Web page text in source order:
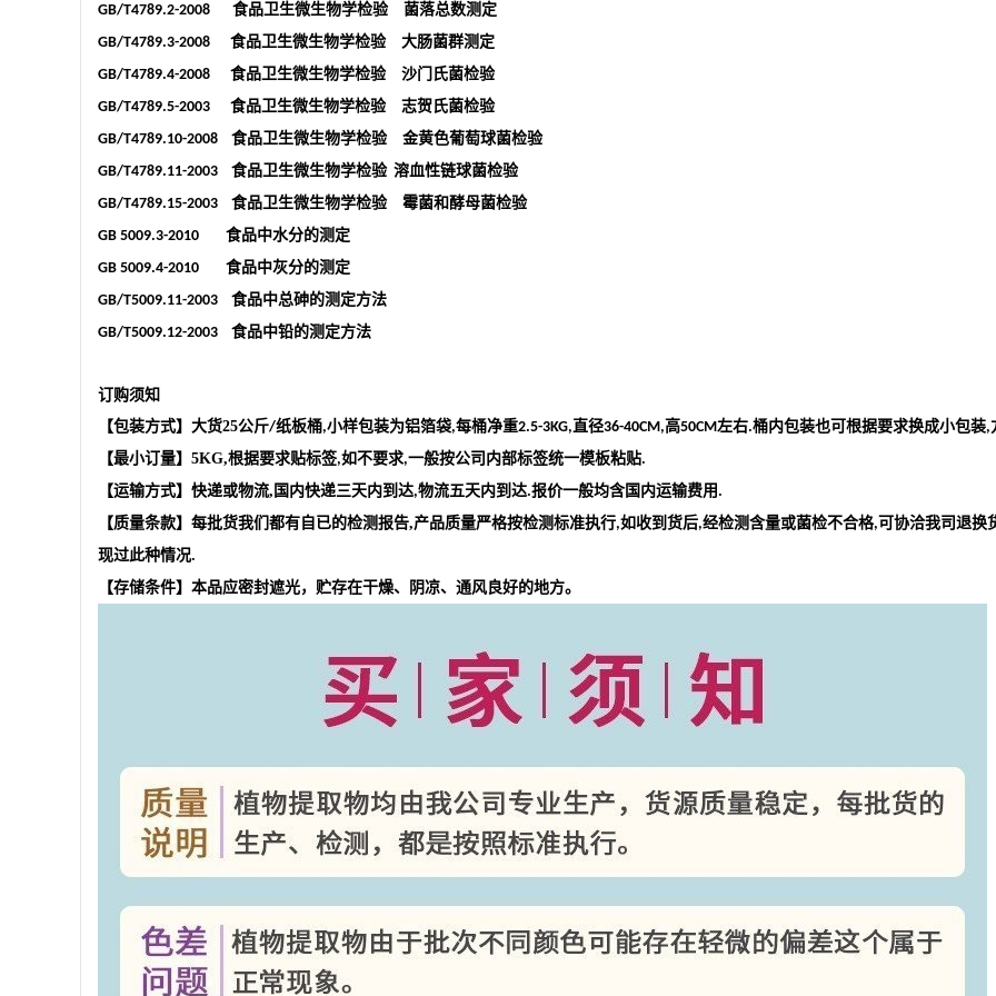
GB/T4789.2-2008
食品卫生微生物学检验 菌落总数测定
GB/T4789.3-2008 食品卫生微生物学检验 大肠菌群测定
GB/T4789.4-2008 食品卫生微生物学检验 沙门氏菌检验
GB/T4789.5-2003 食品卫生微生物学检验 志贺氏菌检验
GB/T4789.10-2008 食品卫生微生物学检验 金黄色葡萄球菌检验
GB/T4789.11-2003 食品卫生微生物学检验 溶血性链球菌检验
GB/T4789.15-2003 食品卫生微生物学检验 霉菌和酵母菌检验
GB 5009.3-2010 食品中水分的测定
GB 5009.4-2010 食品中灰分的测定
GB/T5009.11-2003 食品中总砷的测定方法
GB/T5009.12-2003 食品中铅的测定方法
订购须知
【包装方式】大货25公斤/纸板桶,小样包装为铝箔袋,每桶净重2.5-3KG,直径36-40CM,高50CM左右.桶内包装也可根据要求换成小包装,
【最小订量】 5KG,根据要求贴标签,如不要求,一般按公司内部标签统一模板粘贴.
【运输方式】快递或物流, 国内快递三天内到达,物流五天内到达.报价一般均含国内运输费用 .
【质量条款】每批货我们都有自已的检测报告,产品质量严格按检测标准执行,如收到货后,经检测含量或菌检不合格, 可协洽我司退换
现过此种情况.
【存储条件】本品应密封遮光，贮存在干燥、阴凉、通风良好的地方。